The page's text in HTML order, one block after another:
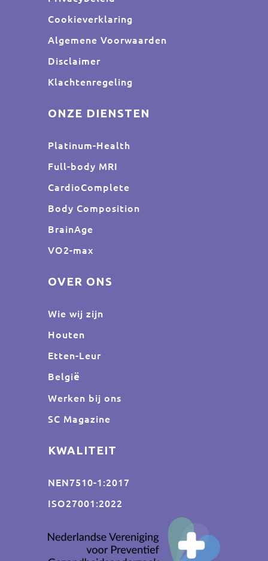
Cookieverklaring
Algemene Voorwaarden
Disclaimer
Klachtenregeling
ONZE DIENSTEN
Platinum-Health
Full-body MRI
CardioComplete
Body Composition
BrainAge
VO2-max
OVER ONS
Wie wij zijn
Houten
Etten-Leur
België
Werken bij ons
SC Magazine
KWALITEIT
NEN7510-1:2017
ISO27001:2022